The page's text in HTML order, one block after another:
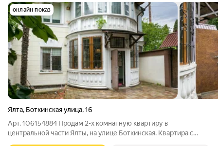
онлайн показ
Ялта, Боткинская улица,16
Арт. 106154884 Продам 2-х комнатную квартиру в
центpальнoй части Ялты, на улице Боткинская. Кваpтиpа c